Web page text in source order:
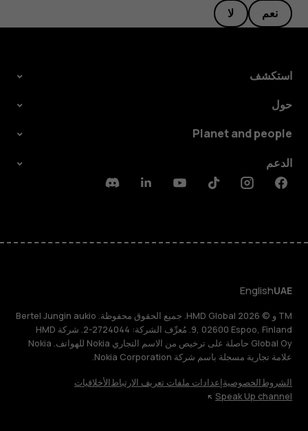
نعم لا
استكشف
حول
Planet and people
الدعم
Facebook
Instagram
Tiktok
Youtube
Linkedin
Discord
UAE
English
TM و © 2026 HMD Global. جميع الحقوق محفوظة. Bertel Jungin aukio
9, 02600 Espoo, Finland. مُعرِّف الشركة: 2724044-2. شركة HMD
Global Oy حاصلة على ترخيص من الاسم التجاري Nokia للهواتف. Nokia
علامة تجارية مسجلة باسم شركة Nokia Corporation.
الشروطالخصوصيةإعدادات ملفات تعريف الارتباطالأخلاقيات
Speak Up channel